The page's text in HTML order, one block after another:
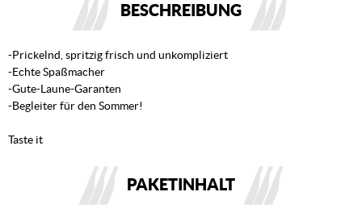
BESCHREIBUNG
-Prickelnd, spritzig frisch und unkompliziert
-Echte Spaßmacher
-Gute-Laune-Garanten
-Begleiter für den Sommer!
Taste it
PAKETINHALT